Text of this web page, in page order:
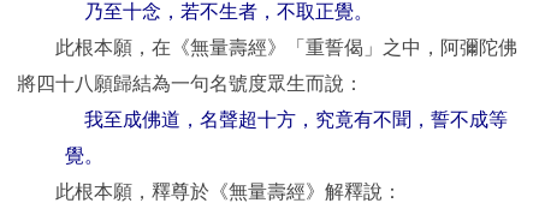
乃至十念，若不生者，不取正覺。
此根本願，在《無量壽經》「重誓偈」之中，阿彌陀佛
將四十八願歸結為一句名號度眾生而說：
我至成佛道，名聲超十方，究竟有不聞，誓不成等
覺。
此根本願，釋尊於《無量壽經》解釋說：